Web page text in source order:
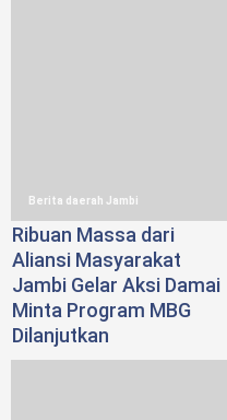
Berita daerah Jambi
Ribuan Massa dari
Aliansi Masyarakat
Jambi Gelar Aksi Damai
Minta Program MBG
Dilanjutkan